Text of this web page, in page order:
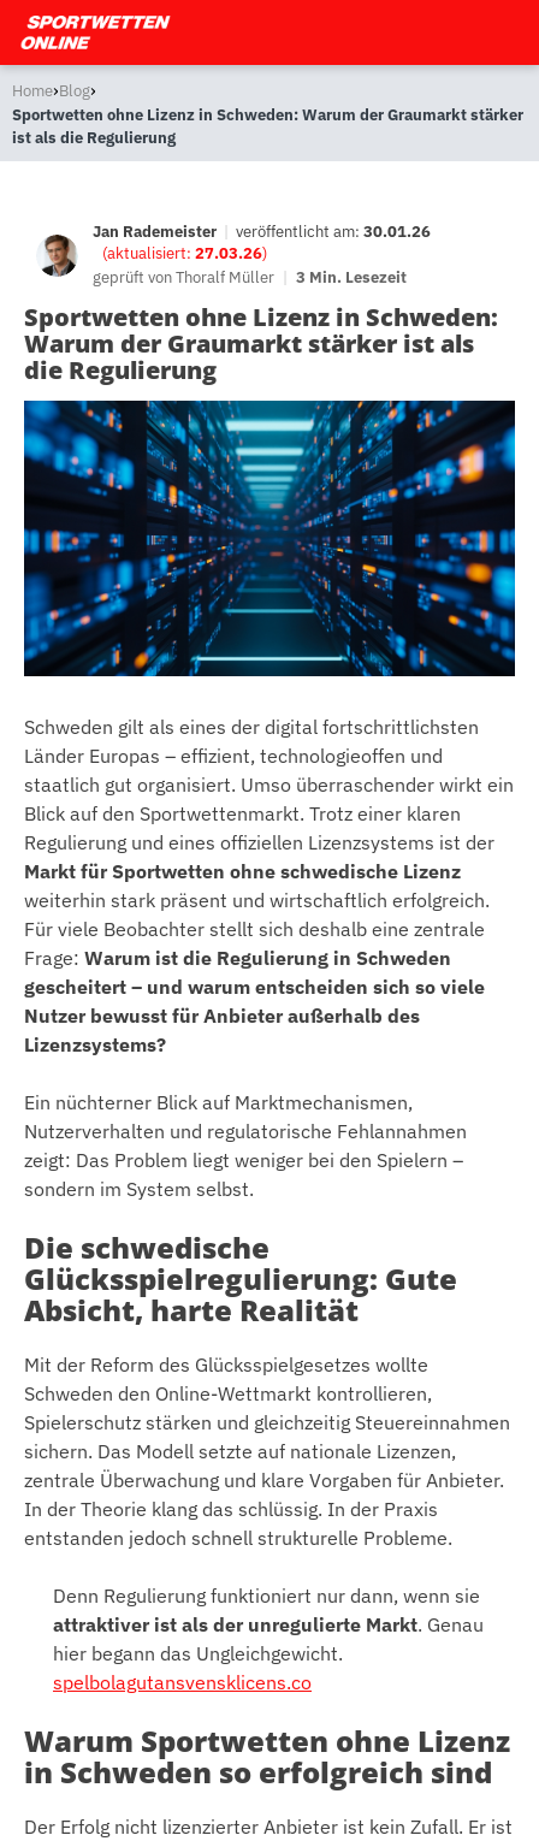
Home›Blog›
Sportwetten ohne Lizenz in Schweden: Warum der Graumarkt stärker
ist als die Regulierung
Jan Rademeister | veröffentlicht am: 30.01.26
(aktualisiert: 27.03.26)
geprüft vonThoralf Müller | 3 Min. Lesezeit
Sportwetten ohne Lizenz in Schweden:
Warum der Graumarkt stärker ist als
die Regulierung
Schweden gilt als eines der digital fortschrittlichsten
Länder Europas – effizient, technologieoffen und
staatlich gut organisiert. Umso überraschender wirkt ein
Blick auf den Sportwettenmarkt. Trotz einer klaren
Regulierung und eines offiziellen Lizenzsystems ist der
Markt für Sportwetten ohne schwedische Lizenz
weiterhin stark präsent und wirtschaftlich erfolgreich.
Für viele Beobachter stellt sich deshalb eine zentrale
Frage: Warum ist die Regulierung in Schweden
gescheitert – und warum entscheiden sich so viele
Nutzer bewusst für Anbieter außerhalb des
Lizenzsystems?
Ein nüchterner Blick auf Marktmechanismen,
Nutzerverhalten und regulatorische Fehlannahmen
zeigt: Das Problem liegt weniger bei den Spielern –
sondern im System selbst.
Die schwedische
Glücksspielregulierung: Gute
Absicht, harte Realität
Mit der Reform des Glücksspielgesetzes wollte
Schweden den Online-Wettmarkt kontrollieren,
Spielerschutz stärken und gleichzeitig Steuereinnahmen
sichern. Das Modell setzte auf nationale Lizenzen,
zentrale Überwachung und klare Vorgaben für Anbieter.
In der Theorie klang das schlüssig. In der Praxis
entstanden jedoch schnell strukturelle Probleme.
Denn Regulierung funktioniert nur dann, wenn sie
attraktiver ist als der unregulierte Markt. Genau
hier begann das Ungleichgewicht.
spelbolagutansvensklicens.co
Warum Sportwetten ohne Lizenz
in Schweden so erfolgreich sind
Der Erfolg nicht lizenzierter Anbieter ist kein Zufall. Er ist